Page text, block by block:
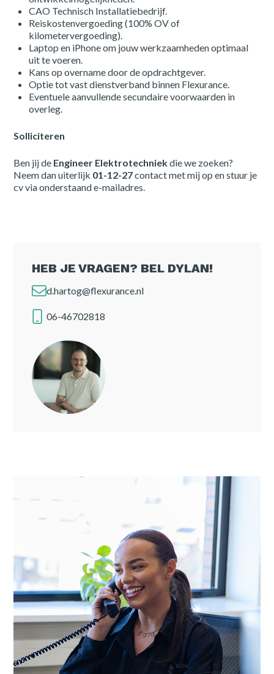
Home
Opdrachtgevers
Over ons
Nieuws
CAO Technisch Installatiebedrijf.
Reiskostenvergoeding (100% OV of
kilometervergoeding).
Laptop en iPhone om jouw werkzaamheden optimaal
uit te voeren.
Kans op overname door de opdrachtgever.
Optie tot vast dienstverband binnen Flexurance.
Eventuele aanvullende secundaire voorwaarden in
overleg.
Solliciteren
Ben jij de Engineer Elektrotechniekdie we zoeken?
Neem dan uiterlijk 01-12-27contact met mij op en stuur je
cv via onderstaand e-mailadres.
HEB JE VRAGEN? BEL DYLAN!
d.hartog@flexurance.nl
06-46702818